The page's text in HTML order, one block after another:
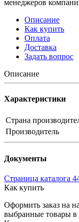
менеджеров
Описание
Как купить
Оплата
Доставка
Задать вопрос
Описание
Характеристики
Страна
Производитель
Документы
Страница каталога
Как купить
Оформить заказ на
выбранные товары в